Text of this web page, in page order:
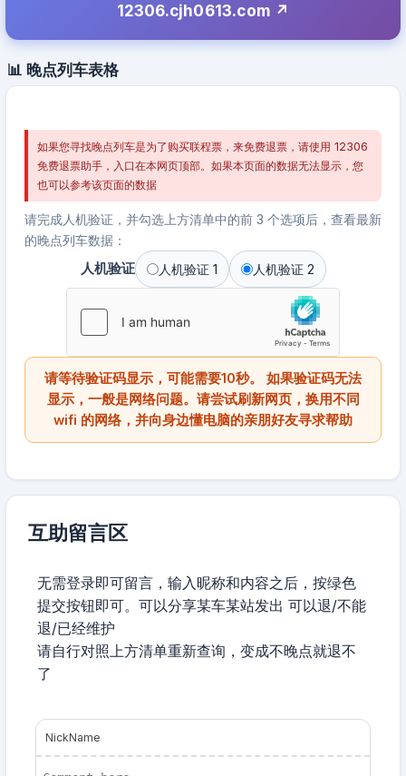
12306.cjh0613.com
📊 晚点列车表格
如果您寻找晚点列车是为了购买联程票，来免费退票，请使用 12306
免费退票助手，入口在本网页顶部。如果本页面的数据无法显示，您
也可以参考该页面的数据
请完成人机验证，并勾选上方清单中的前 3 个选项后，查看最新
的晚点列车数据：
人机验证 人机验证 1 人机验证 2
请等待验证码显示，可能需要10秒。 如果验证码无法
显示，一般是网络问题。请尝试刷新网页，换用不同
wifi 的网络，并向身边懂电脑的亲朋好友寻求帮助
互助留言区
无需登录即可留言，输入昵称和内容之后，按绿色
提交按钮即可。可以分享某车某站发出 可以退/不能
退/已经维护
请自行对照上方清单重新查询，变成不晚点就退不
了
NickName